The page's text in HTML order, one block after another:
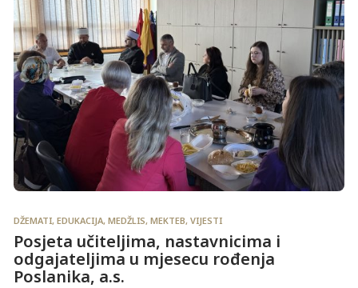
DŽEMATI, EDUKACIJA, MEDŽLIS, MEKTEB, VIJESTI
Posjeta učiteljima, nastavnicima i
odgajateljima u mjesecu rođenja
Poslanika, a.s.